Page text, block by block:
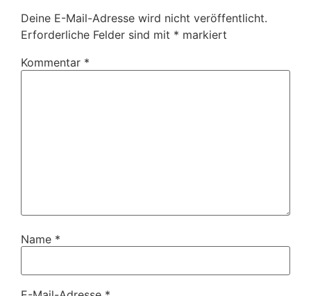
Deine E-Mail-Adresse wird nicht veröffentlicht.
Erforderliche Felder sind mit * markiert
Kommentar *
Name *